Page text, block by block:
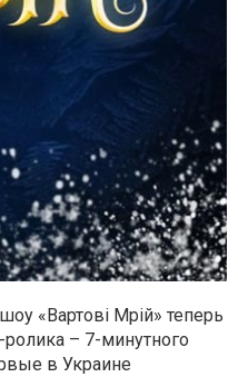
«Вартові Мрій» теперь
– 7-минутного
в Украине